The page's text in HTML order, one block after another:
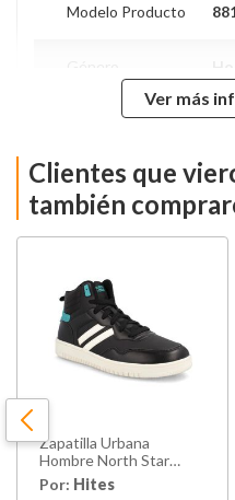
Modelo Producto
Caña
Planta
Tipo de Cierre
Hecho en
Ver más
Clientes que
también
Zapatilla Urbana
Hombre North Star
Kyoto Negro
Por: Hites